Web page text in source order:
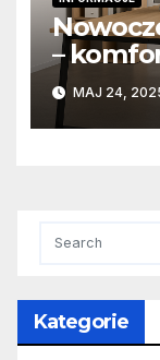
–
design
MAJ 24,
Kategorie